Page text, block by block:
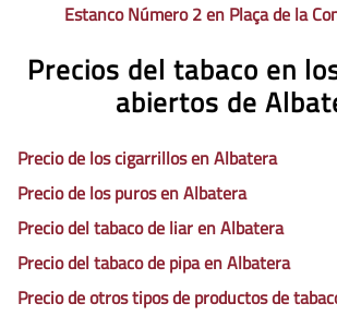
Estanco
Precios del tabaco en
abiertos de
Precio de los cigarrillos en Albatera
Precio de los puros en Albatera
Precio del tabaco de liar en Albatera
Precio del tabaco de pipa en Albatera
Precio de otros tipos de productos de